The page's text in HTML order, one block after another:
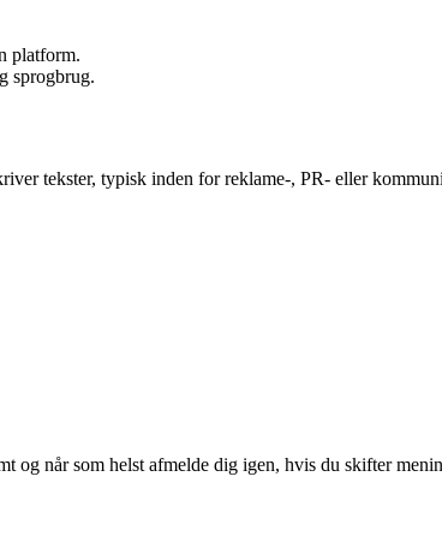
platform.
sprogbrug.
tekster, typisk inden for reklame-, PR- eller
og når som helst afmelde dig igen, hvis du skifter